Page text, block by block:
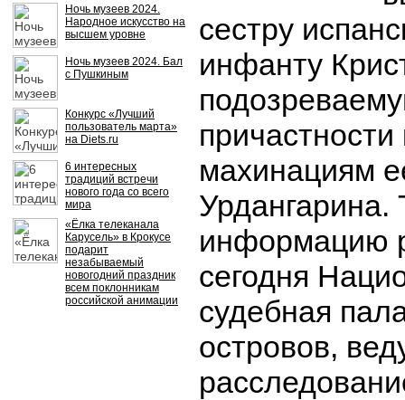
Ночь музеев 2024.
Народное искусство на
высшем уровне
Ночь музеев 2024. Бал
с Пушкиным
Конкурс «Лучший
пользователь марта»
на Diets.ru
6 интересных
традиций встречи
нового года со всего
мира
«Ёлка телеканала
Карусель» в Крокусе
подарит
незабываемый
новогодний праздник
всем поклонникам
российской анимации
сестру
инфанту
махинациям
Урдангарина.
информацию
сегодня
судебная
островов,